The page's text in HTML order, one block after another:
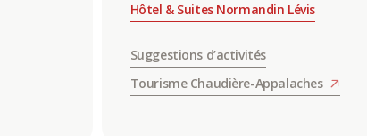
Hôtel & Suites Normandin Lévis
Suggestions d’activités
Tourisme Chaudière-Appalaches